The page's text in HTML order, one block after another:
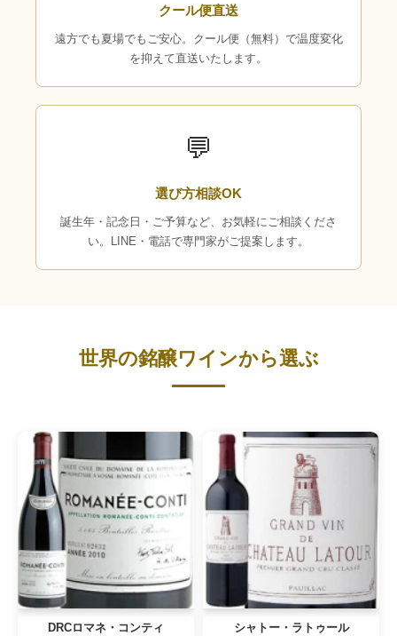
クール便直送
遠方でも夏場でもご安心。クール便（無料）で温度変化
を抑えて直送いたします。
💬
選び方相談OK
誕生年・記念日・ご予算など、お気軽にご相談くださ
い。LINE・電話で専門家がご提案します。
世界の銘醸ワインから選ぶ
DRCロマネ・コンティ シャトー・ラトゥール